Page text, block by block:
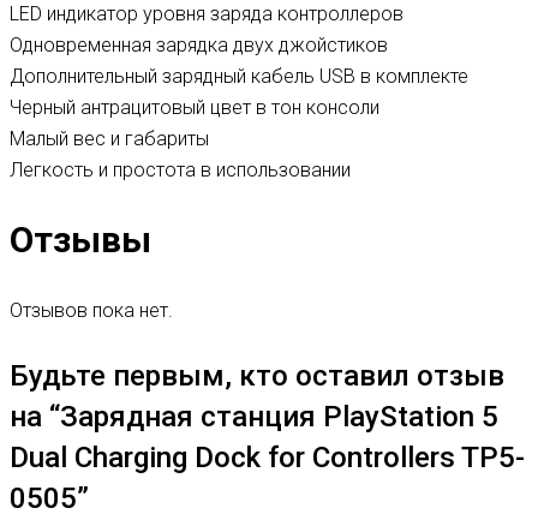
LED индикатор уровня заряда контроллеров
Одновременная зарядка двух джойстиков
Дополнительный зарядный кабель USB в комплекте
Черный антрацитовый цвет в тон консоли
Малый вес и габариты
Легкость и простота в использовании
Отзывы
Отзывов пока нет.
Будьте первым, кто оставил отзыв
на “Зарядная станция PlayStation 5
Dual Charging Dock for Controllers TP5-
0505”